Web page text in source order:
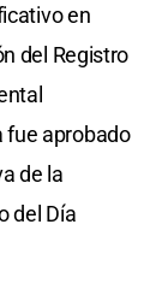
en
del Registro
fue aprobado
de la
del Día